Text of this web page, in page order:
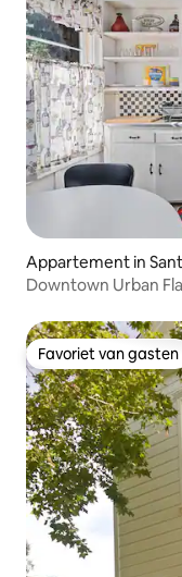
Appartement in
Downtown Urban
Favoriet van gasten
Favoriet van gasten